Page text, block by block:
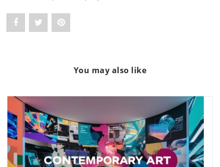
Share
Emergentes
Que
Você
Precisa
Post
Artistas
Emergentes
Que
Você
Pin
Emergentes
Que
Você
Precisa
You may also like